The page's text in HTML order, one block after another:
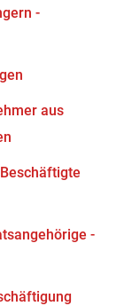
-
aus
-